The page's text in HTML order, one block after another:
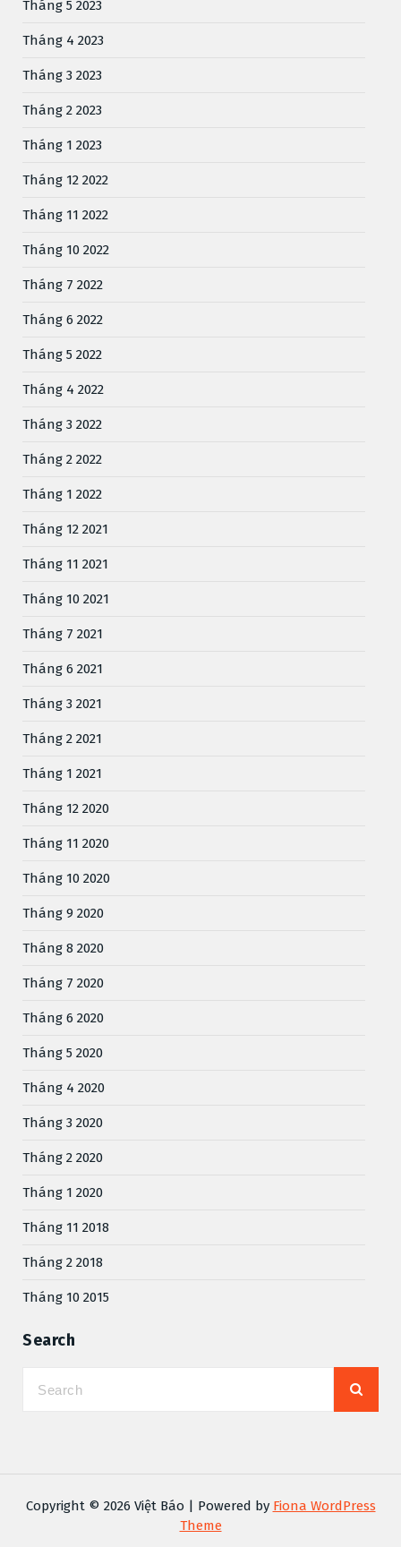
Tháng 5 2023
Tháng 4 2023
Tháng 3 2023
Tháng 2 2023
Tháng 1 2023
Tháng 12 2022
Tháng 11 2022
Tháng 10 2022
Tháng 7 2022
Tháng 6 2022
Tháng 5 2022
Tháng 4 2022
Tháng 3 2022
Tháng 2 2022
Tháng 1 2022
Tháng 12 2021
Tháng 11 2021
Tháng 10 2021
Tháng 7 2021
Tháng 6 2021
Tháng 3 2021
Tháng 2 2021
Tháng 1 2021
Tháng 12 2020
Tháng 11 2020
Tháng 10 2020
Tháng 9 2020
Tháng 8 2020
Tháng 7 2020
Tháng 6 2020
Tháng 5 2020
Tháng 4 2020
Tháng 3 2020
Tháng 2 2020
Tháng 1 2020
Tháng 11 2018
Tháng 2 2018
Tháng 10 2015
Search
Copyright © 2026 Việt Báo | Powered by Fiona WordPress
Theme